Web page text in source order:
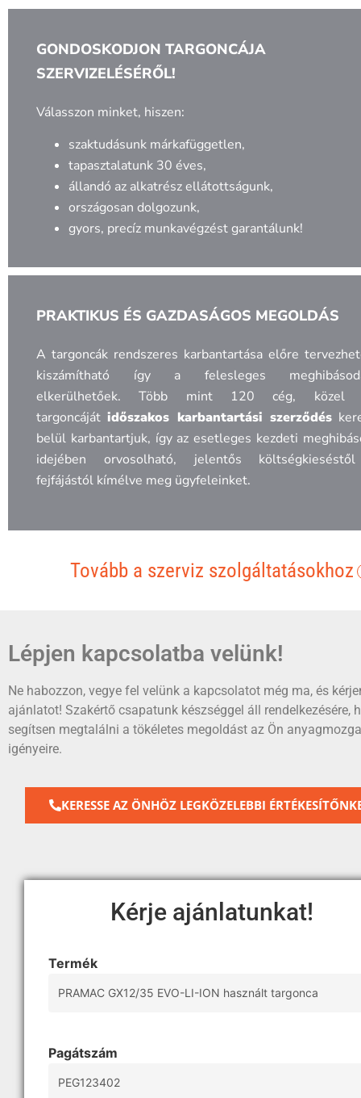
GONDOSKODJON TARGONCÁJA
SZERVIZELÉSÉRŐL!
Válasszon minket, hiszen:
szaktudásunk márkafüggetlen,
tapasztalatunk 30 éves,
állandó az alkatrész ellátottságunk,
országosan dolgozunk,
gyors, precíz munkavégzést garantálunk!
PRAKTIKUS ÉS GAZDASÁGOS MEGOLDÁS
A targoncák rendszeres karbantartása előre
kiszámítható így a felesleges
elkerülhetőek. Több mint 120 cég, közel
targoncájátidőszakos karbantartási szerződés
belül karbantartjuk, így az esetleges kezdeti
idejében orvosolható, jelentős
fejfájástól kímélve meg ügyfeleinket.
Tovább a szerviz szolgáltatásokhoz
Lépjen kapcsolatba velünk!
Ne habozzon, vegye fel velünk a kapcsolatot még ma, és
ajánlatot! Szakértő csapatunk készséggel áll rendelkezésére,
segítsen megtalálni a tökéletes megoldást az Ön
igényeire.
KERESSE AZ ÖNHÖZ LEGKÖZELEBBI
Kérje ajánlatunkat!
Termék
Pagátszám